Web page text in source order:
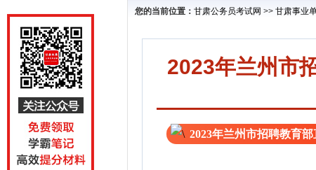
您的当前位置： 甘肃公务员考试网 >> 甘肃事业
2023年兰州市
2023年兰州市招聘教育